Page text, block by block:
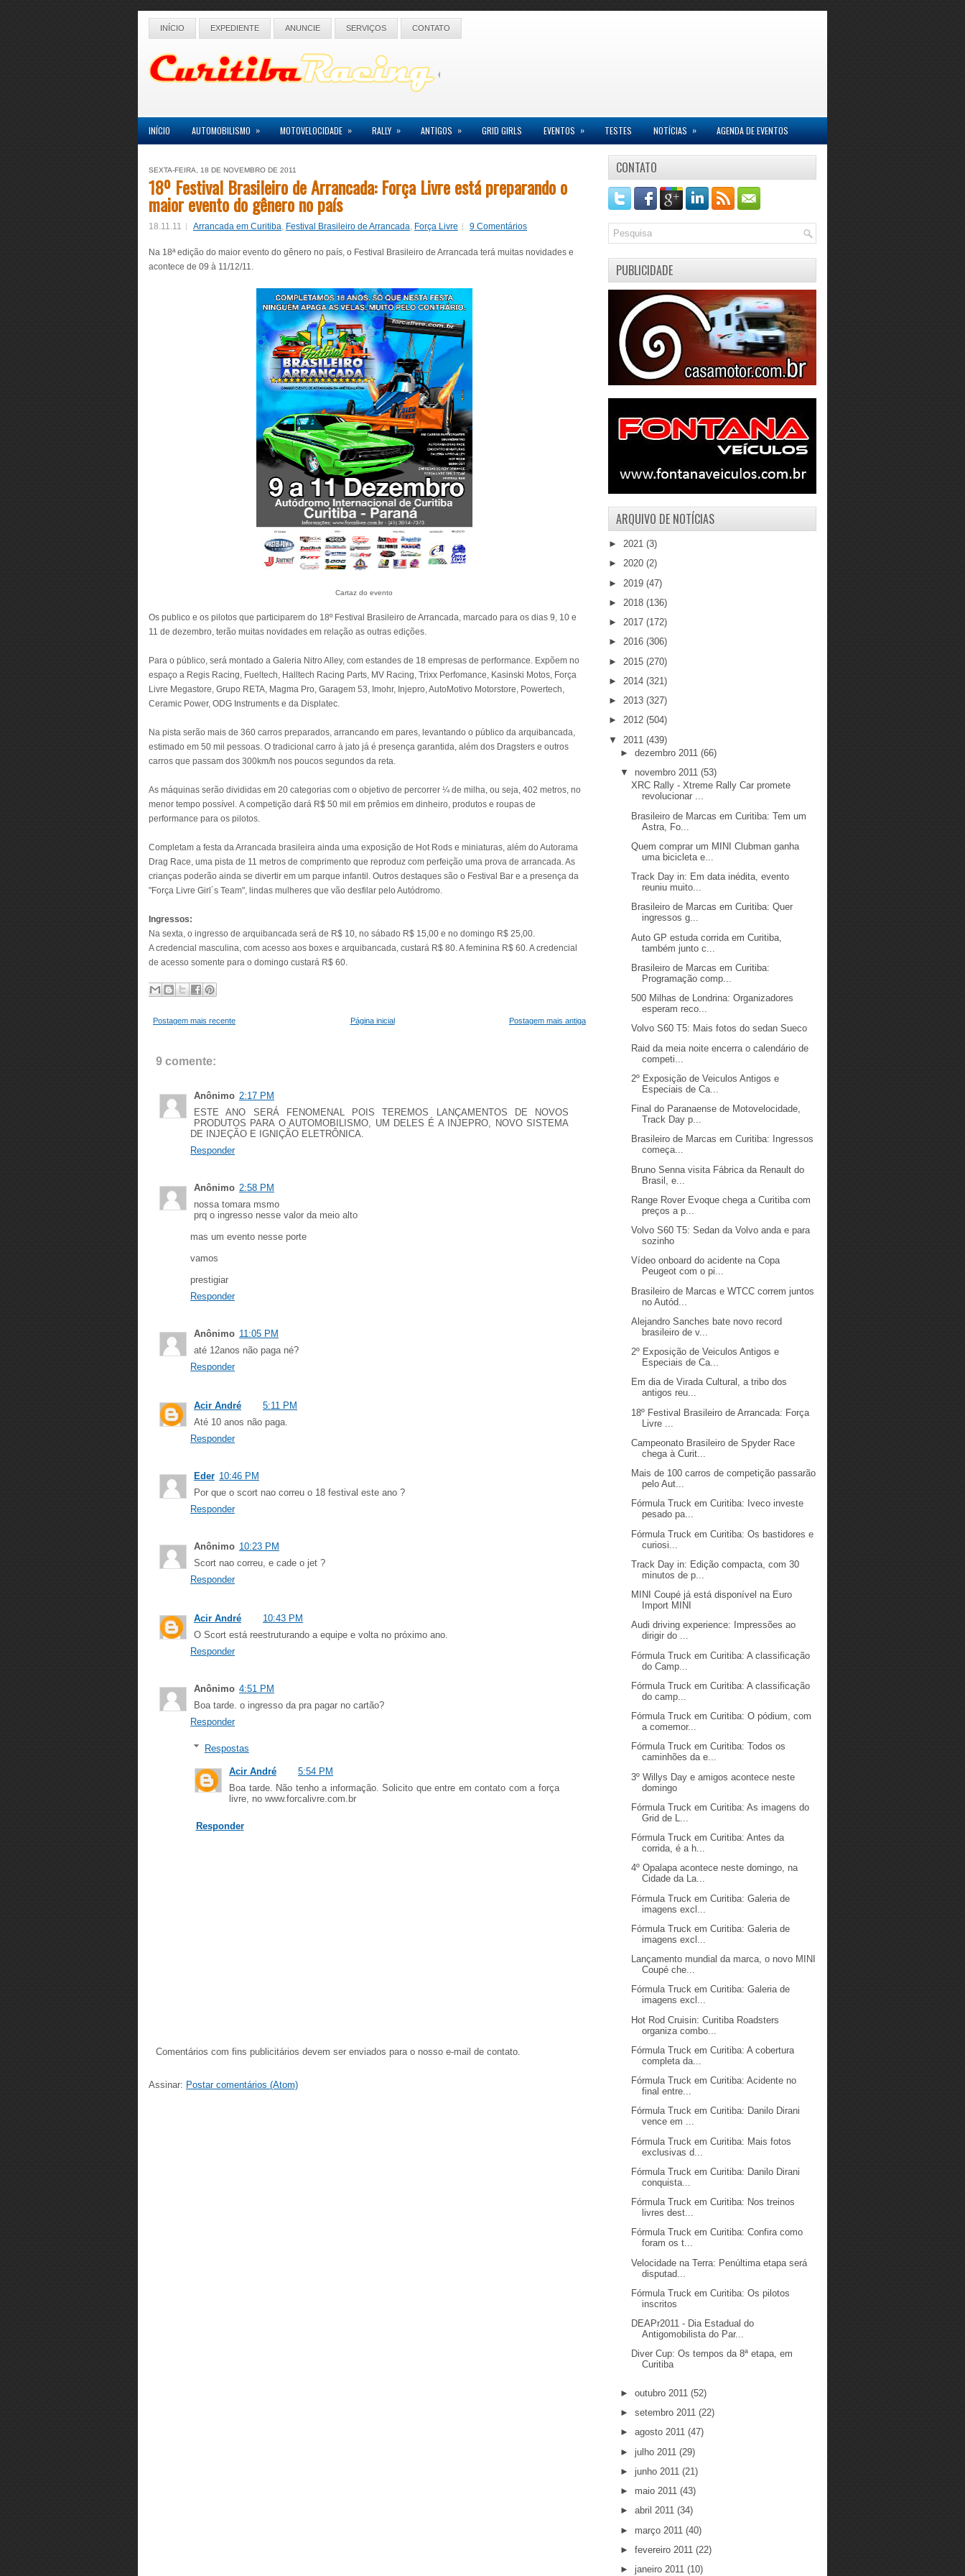
INÍCIO EXPEDIENTE ANUNCIE SERVIÇOS CONTATO
INÍCIO AUTOMOBILISMO » MOTOVELOCIDADE » RALLY » ANTIGOS » GRID GIRLS EVENTOS » TESTES NOTÍCIAS » AGENDA DE EVENTOS
SEXTA-FEIRA, 18 DE NOVEMBRO DE 2011
18º Festival Brasileiro de Arrancada: Força Livre está preparando o
maior evento do gênero no país
18.11.11 Arrancada em Curitiba, Festival Brasileiro de Arrancada, Força Livre 9 Comentários
Na 18ª edição do maior evento do gênero no país, o Festival Brasileiro de Arrancada terá muitas novidades e
acontece de 09 à 11/12/11.
Cartaz do evento
Os publico e os pilotos que participarem do 18º Festival Brasileiro de Arrancada, marcado para os dias 9, 10 e
11 de dezembro, terão muitas novidades em relação as outras edições.
Para o público, será montado a Galeria Nitro Alley, com estandes de 18 empresas de performance. Expõem no
espaço a Regis Racing, Fueltech, Halltech Racing Parts, MV Racing, Trixx Perfomance, Kasinski Motos, Força
Livre Megastore, Grupo RETA, Magma Pro, Garagem 53, Imohr, Injepro, AutoMotivo Motorstore, Powertech,
Ceramic Power, ODG Instruments e da Displatec.
Na pista serão mais de 360 carros preparados, arrancando em pares, levantando o público da arquibancada,
estimado em 50 mil pessoas. O tradicional carro à jato já é presença garantida, além dos Dragsters e outros
carros que passam dos 300km/h nos poucos segundos da reta.
As máquinas serão divididas em 20 categorias com o objetivo de percorrer ¼ de milha, ou seja, 402 metros, no
menor tempo possível. A competição dará R$ 50 mil em prêmios em dinheiro, produtos e roupas de
performance para os pilotos.
Completam a festa da Arrancada brasileira ainda uma exposição de Hot Rods e miniaturas, além do Autorama
Drag Race, uma pista de 11 metros de comprimento que reproduz com perfeição uma prova de arrancada. As
crianças poderão ainda se divertir em um parque infantil. Outros destaques são o Festival Bar e a presença da
"Força Livre Girl´s Team", lindas mulheres que vão desfilar pelo Autódromo.
Ingressos:
Na sexta, o ingresso de arquibancada será de R$ 10, no sábado R$ 15,00 e no domingo R$ 25,00.
A credencial masculina, com acesso aos boxes e arquibancada, custará R$ 80. A feminina R$ 60. A credencial
de acesso somente para o domingo custará R$ 60.
Postagem mais recente Postagem mais antiga
Página inicial
9 comente:
Anônimo 2:17 PM
ESTE ANO SERÁ FENOMENAL POIS TEREMOS LANÇAMENTOS DE NOVOS
PRODUTOS PARA O AUTOMOBILISMO, UM DELES É A INJEPRO, NOVO SISTEMA
DE INJEÇÃO E IGNIÇÃO ELETRÔNICA.
Responder
Anônimo 2:58 PM
nossa tomara msmo
prq o ingresso nesse valor da meio alto
mas um evento nesse porte
vamos
prestigiar
Responder
Anônimo 11:05 PM
até 12anos não paga né?
Responder
Acir André
5:11 PM
Até 10 anos não paga.
Responder
Eder 10:46 PM
Por que o scort nao correu o 18 festival este ano ?
Responder
Anônimo 10:23 PM
Scort nao correu, e cade o jet ?
Responder
Acir André
10:43 PM
O Scort está reestruturando a equipe e volta no próximo ano.
Responder
Anônimo 4:51 PM
Boa tarde. o ingresso da pra pagar no cartão?
Responder
Respostas
Acir André
5:54 PM
Boa tarde. Não tenho a informação. Solicito que entre em contato com a força
livre, no www.forcalivre.com.br
Responder
Comentários com fins publicitários devem ser enviados para o nosso e-mail de contato.
Assinar: Postar comentários (Atom)
CONTATO
PUBLICIDADE
ARQUIVO DE NOTÍCIAS
► 2021 (3)
► 2020 (2)
► 2019 (47)
► 2018 (136)
► 2017 (172)
► 2016 (306)
► 2015 (270)
► 2014 (321)
► 2013 (327)
► 2012 (504)
▼ 2011 (439)
► dezembro 2011 (66)
▼ novembro 2011 (53)
XRC Rally - Xtreme Rally Car promete
revolucionar ...
Brasileiro de Marcas em Curitiba: Tem um
Astra, Fo...
Quem comprar um MINI Clubman ganha
uma bicicleta e...
Track Day in: Em data inédita, evento
reuniu muito...
Brasileiro de Marcas em Curitiba: Quer
ingressos g...
Auto GP estuda corrida em Curitiba,
também junto c...
Brasileiro de Marcas em Curitiba:
Programação comp...
500 Milhas de Londrina: Organizadores
esperam reco...
Volvo S60 T5: Mais fotos do sedan Sueco
Raid da meia noite encerra o calendário de
competi...
2º Exposição de Veiculos Antigos e
Especiais de Ca...
Final do Paranaense de Motovelocidade,
Track Day p...
Brasileiro de Marcas em Curitiba: Ingressos
começa...
Bruno Senna visita Fábrica da Renault do
Brasil, e...
Range Rover Evoque chega a Curitiba com
preços a p...
Volvo S60 T5: Sedan da Volvo anda e para
sozinho
Vídeo onboard do acidente na Copa
Peugeot com o pi...
Brasileiro de Marcas e WTCC correm juntos
no Autód...
Alejandro Sanches bate novo record
brasileiro de v...
2º Exposição de Veiculos Antigos e
Especiais de Ca...
Em dia de Virada Cultural, a tribo dos
antigos reu...
18º Festival Brasileiro de Arrancada: Força
Livre ...
Campeonato Brasileiro de Spyder Race
chega à Curit...
Mais de 100 carros de competição passarão
pelo Aut...
Fórmula Truck em Curitiba: Iveco investe
pesado pa...
Fórmula Truck em Curitiba: Os bastidores e
curiosi...
Track Day in: Edição compacta, com 30
minutos de p...
MINI Coupé já está disponível na Euro
Import MINI
Audi driving experience: Impressões ao
dirigir do ...
Fórmula Truck em Curitiba: A classificação
do Camp...
Fórmula Truck em Curitiba: A classificação
do camp...
Fórmula Truck em Curitiba: O pódium, com
a comemor...
Fórmula Truck em Curitiba: Todos os
caminhões da e...
3º Willys Day e amigos acontece neste
domingo
Fórmula Truck em Curitiba: As imagens do
Grid de L...
Fórmula Truck em Curitiba: Antes da
corrida, é a h...
4º Opalapa acontece neste domingo, na
Cidade da La...
Fórmula Truck em Curitiba: Galeria de
imagens excl...
Fórmula Truck em Curitiba: Galeria de
imagens excl...
Lançamento mundial da marca, o novo MINI
Coupé che...
Fórmula Truck em Curitiba: Galeria de
imagens excl...
Hot Rod Cruisin: Curitiba Roadsters
organiza combo...
Fórmula Truck em Curitiba: A cobertura
completa da...
Fórmula Truck em Curitiba: Acidente no
final entre...
Fórmula Truck em Curitiba: Danilo Dirani
vence em ...
Fórmula Truck em Curitiba: Mais fotos
exclusivas d...
Fórmula Truck em Curitiba: Danilo Dirani
conquista...
Fórmula Truck em Curitiba: Nos treinos
livres dest...
Fórmula Truck em Curitiba: Confira como
foram os t...
Velocidade na Terra: Penúltima etapa será
disputad...
Fórmula Truck em Curitiba: Os pilotos
inscritos
DEAPr2011 - Dia Estadual do
Antigomobilista do Par...
Diver Cup: Os tempos da 8ª etapa, em
Curitiba
► outubro 2011 (52)
► setembro 2011 (22)
► agosto 2011 (47)
► julho 2011 (29)
► junho 2011 (21)
► maio 2011 (43)
► abril 2011 (34)
► março 2011 (40)
► fevereiro 2011 (22)
► janeiro 2011 (10)